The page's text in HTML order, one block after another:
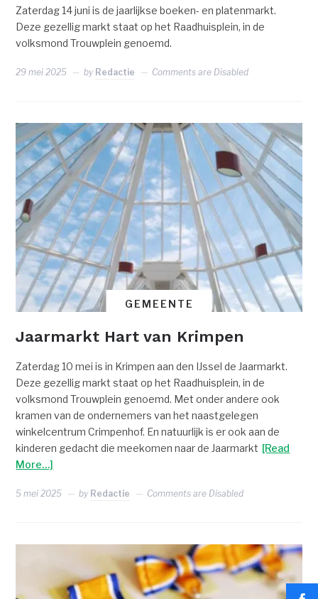
Zaterdag 14 juni is de jaarlijkse boeken- en platenmarkt.
Deze gezellig markt staat op het Raadhuisplein, in de
volksmond Trouwplein genoemd.
29 mei 2025 by Redactie Comments are Disabled
GEMEENTE
Jaarmarkt Hart van Krimpen
Zaterdag 10 mei is in Krimpen aan den IJssel de Jaarmarkt.
Deze gezellig markt staat op het Raadhuisplein, in de
volksmond Trouwplein genoemd. Met onder andere ook
kramen van de ondernemers van het naastgelegen
winkelcentrum Crimpenhof. En natuurlijk is er ook aan de
kinderen gedacht die meekomen naar de Jaarmarkt [Read
More…]
5 mei 2025 by Redactie Comments are Disabled